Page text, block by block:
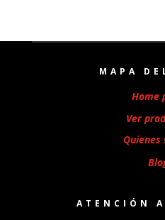
MAPA
Home
Ver
Quienes
ATENCIÓN